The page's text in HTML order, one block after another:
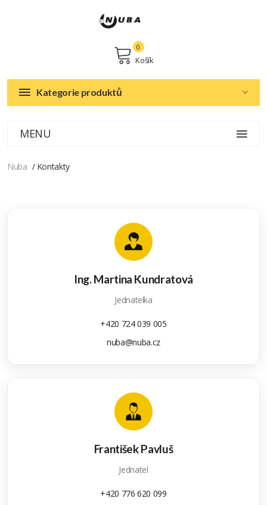
Košík
0
Kategorie produktů
MENU
Nuba Kontakty
Ing. Martina Kundratová
Jednatelka
+420 724 039 005
nuba@nuba.cz
František Pavluš
Jednatel
+420 776 620 099